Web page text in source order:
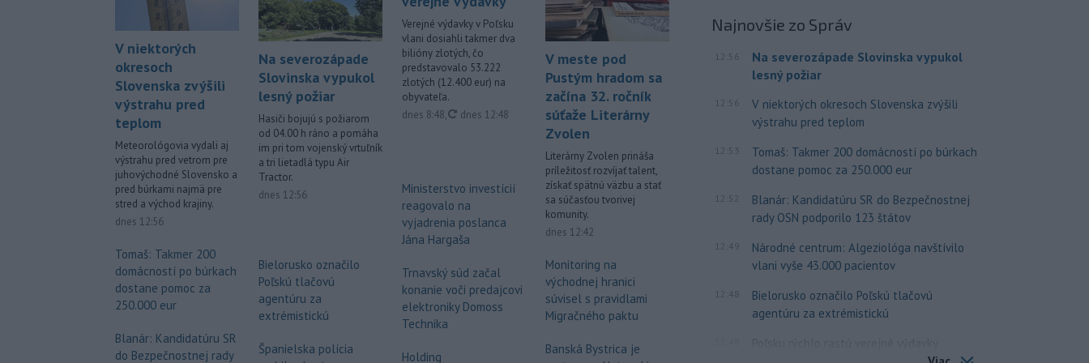
V niektorých
okresoch
Slovenska zvýšili
výstrahu pred
teplom
Meteorológovia vydali aj
výstrahu pred vetrom pre
juhovýchodné Slovensko a
pred búrkami najmä pre
stred a východ krajiny.
dnes 12:56
Tomaš: Takmer 200
domácností po búrkach
dostane pomoc za
250.000 eur
Blanár: Kandidatúru SR
do Bezpečnostnej rady
Na severozápade
Slovinska vypukol
lesný požiar
Hasiči bojujú s požiarom
od 04.00 h ráno a pomáha
im pri tom vojenský vrtuľník
a tri lietadlá typu Air
Tractor.
dnes 12:56
Bielorusko označilo
Poľskú tlačovú
agentúru za
extrémistickú
Španielska polícia
Verejné výdavky v Poľsku
vlani dosiahli takmer dva
bilióny zlotých, čo
predstavovalo 53.222
zlotých (12.400 eur) na
obyvateľa.
dnes 8:48, aktualizované
dnes 12:48
Ministerstvo investícií
reagovalo na
vyjadrenia poslanca
Jána Hargaša
Trnavský súd začal
konanie voči predajcovi
elektroniky Domoss
Technika
Holding
V meste pod
Pustým hradom sa
začína 32. ročník
súťaže Literárny
Zvolen
Literárny Zvolen prináša
príležitosť rozvíjať talent,
získať spätnú väzbu a stať
sa súčasťou tvorivej
komunity.
dnes 12:42
Monitoring na
východnej hranici
súvisel s pravidlami
Migračného paktu
Banská Bystrica je
Najnovšie zo Správ
12:56
Na severozápade Slovinska vypukol
lesný požiar
12:56
V niektorých okresoch Slovenska zvýšili
výstrahu pred teplom
12:53
Tomaš: Takmer 200 domácností po búrkach
dostane pomoc za 250.000 eur
12:52
Blanár: Kandidatúru SR do Bezpečnostnej
rady OSN podporilo 123 štátov
12:49
Národné centrum: Algeziológa navštívilo
vlani vyše 43.000 pacientov
12:48
Bielorusko označilo Poľskú tlačovú
agentúru za extrémistickú
Poľsku rýchlo rastú verejné výdavky